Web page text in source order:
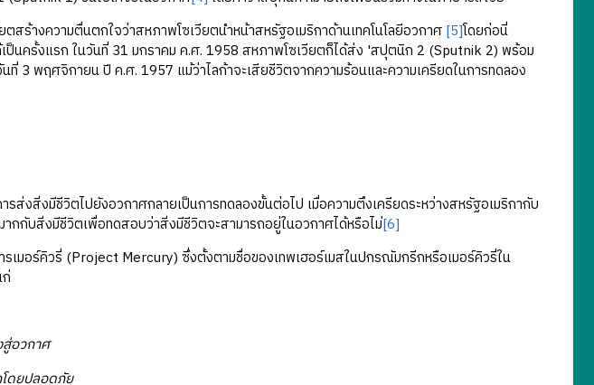
างความตื่นตกใจว่าสหภาพโซเวียตนำหน้าสหรัฐอเมริกาด้านเทคโนโลยีอวกาศ [5]โดยก่อนี่
เป็นครั้งแรก ในวันที่ 31 มกราคม ค.ศ. 1958 สหภาพโซเวียตก็ได้ส่ง 'สปุตนิก 2 (Sputnik 2) พร้อม
ที่ 3 พฤศจิกายน ปี ค.ศ. 1957 แม้ว่าไลก้าจะเสียชีวิตจากความร้อนและความเครียดในการทดลอง
ส่งสิ่งมีชีวิตไปยังอวกาศกลายเป็นการทดลองขั้นต่อไป เมื่อความตึงเครียดระหว่างสหรัฐอเมริกากับ
กกับสิ่งมีชีวิตเพื่อทดสอบว่าสิ่งมีชีวิตจะสามารถอยู่ในอวกาศได้หรือไม่[6]
มอร์คิวรี่ (Project Mercury) ซึ่งตั้งตามชื่อของเทพเฮอร์เมสในปกรณัมกรีกหรือเมอร์คิวรี่ใน
อวกาศ
ดยปลอดภัย